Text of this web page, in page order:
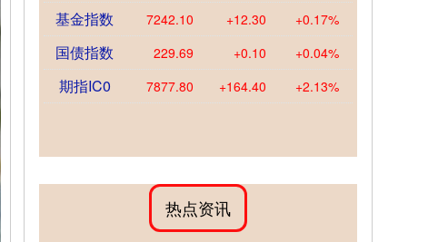
基金指数 7242.10 +12.30 +0.17%
国债指数 229.69 +0.10 +0.04%
期指IC0 7877.80 +164.40 +2.13%
热点资讯